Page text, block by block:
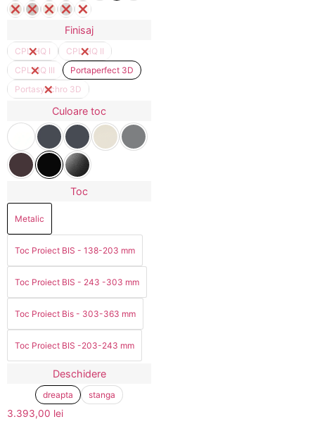
Finisaj
CPL HQ I
CPL HQ II
CPL HQ III
Portaperfect 3D
Portasynchro 3D
Culoare toc
Toc
Metalic
Toc Proiect BIS - 138-203 mm
Toc Proiect BIS - 243 -303 mm
Toc Proiect Bis - 303-363 mm
Toc Proiect BIS -203-243 mm
Deschidere
dreapta stanga
3.393,00 lei